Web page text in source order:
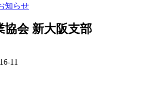
知らせ
協会 新大阪支部
11